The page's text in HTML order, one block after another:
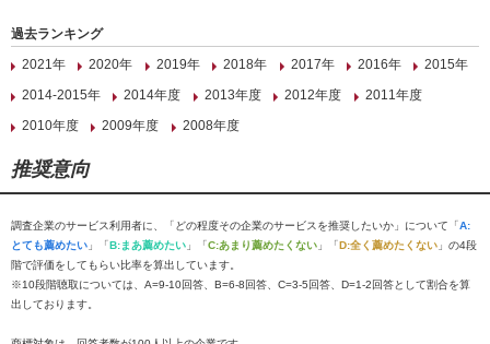
過去ランキング
2021年
2020年 2019年 2018年 2017年 2016年
2015年
2014-2015年
2014年度 2013年度 2012年度
2011年度
2010年度
2009年度 2008年度
推奨意向
調査企業のサービス利用者に、「どの程度その企業のサービスを推奨したいか」について「A:
とても薦めたい 」「B:まあ薦めたい 」「C:あまり薦めたくない 」「D:全く薦めたくない 」の4段
階で評価をしてもらい比率を算出しています。
※10段階聴取については、A=9-10回答、B=6-8回答、C=3-5回答、D=1-2回答として割合を算
出しております。